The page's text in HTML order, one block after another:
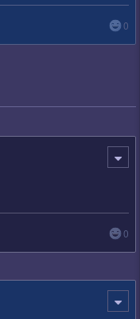
0
0